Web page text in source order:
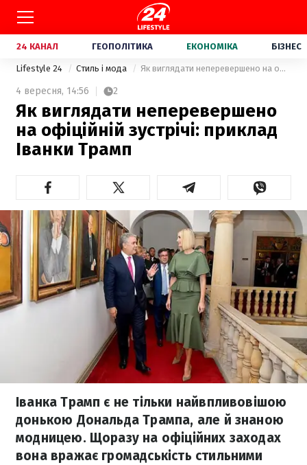
24 КАНАЛ ГЕОПОЛІТИКА ЕКОНОМІКА БІЗНЕС
Lifestyle 24 Стиль і мода Як виглядати неперевершено на офіційній зустрічі: приклад Іванки Трамп
4 вересня, 14:56 2
Як виглядати неперевершено
на офіційній зустрічі: приклад
Іванки Трамп
Іванка Трамп є не тільки найвпливовішою
донькою Дональда Трампа, але й знаною
модницею. Щоразу на офіційних заходах
вона вражає громадськість стильними